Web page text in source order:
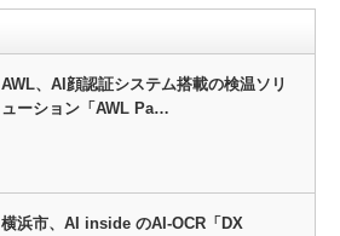
AWL、AI顔認証システム搭載の検温ソリ
ューション「AWL Pa…
横浜市、AI inside のAI-OCR「DX